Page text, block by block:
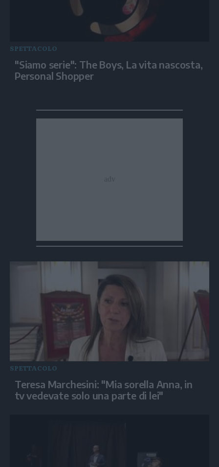
SPETTACOLO
"Siamo serie": The Boys, La vita nascosta,
Personal Shopper
SPETTACOLO
Teresa Marchesini: "Mia sorella Anna, in
tv vedevate solo una parte di lei"